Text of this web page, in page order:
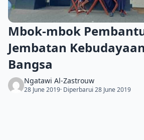
Mbok-mbok
Jembatan
Bangsa
Ngatawi Al-Zastrouw
28 June 2019· Diperbarui 28 June 2019